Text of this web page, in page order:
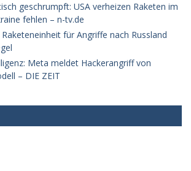
geschrumpft: USA verheizen Raketen im
fehlen – n-tv.de
für Angriffe nach Russland
Meta meldet Hackerangriff von
– DIE ZEIT